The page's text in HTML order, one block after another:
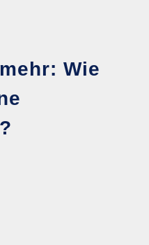
Wie